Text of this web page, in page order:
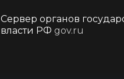
Сервер органов
власти РФ gov.ru